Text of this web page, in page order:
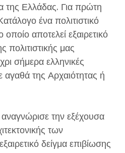
της Ελλάδας. Για πρώτη
ένα πολιτιστικό
αποτελεί εξαιρετικό
πολιτιστικής μας
σήμερα ελληνικές
της Αρχαιότητας ή
την εξέχουσα
των
δείγμα επιβίωσης